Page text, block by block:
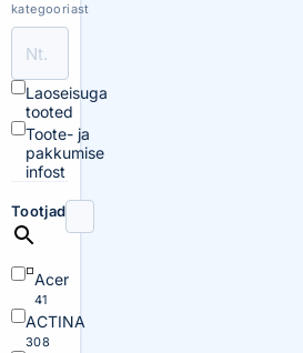
kategooriast
Laoseisuga
tooted
Toote- ja
pakkumise
infost
Tootjad
Acer
41
ACTINA
308